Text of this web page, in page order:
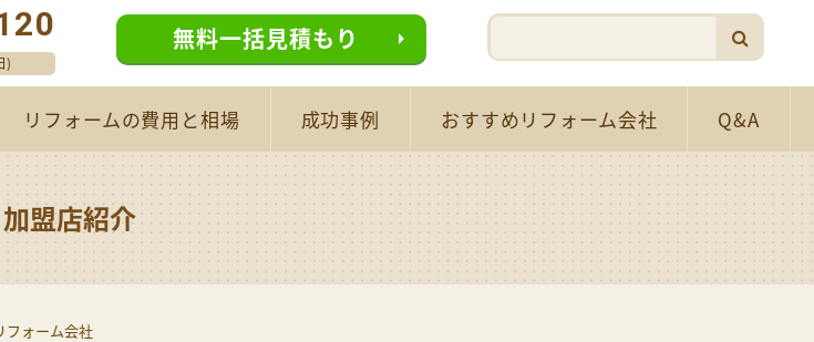
)
無料一括見積もり
リフォームの費用と相場 成功事例 おすすめリフォーム会社 Q&A
加盟店紹介
フォーム会社